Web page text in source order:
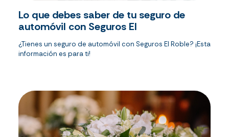
Lo que debes saber de tu seguro de
automóvil con Seguros El
¿Tienes un seguro de automóvil con Seguros El Roble? ¡Esta
información es para ti!